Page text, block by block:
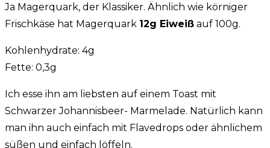
Ja Magerquark, der Klassiker. Ähnlich wie körniger
Frischkäse hat Magerquark 12g Eiweiß auf 100g.
Kohlenhydrate: 4g
Fette: 0,3g
Ich esse ihn am liebsten auf einem Toast mit
Schwarzer Johannisbeer- Marmelade. Natürlich kann
man ihn auch einfach mit Flavedrops oder ähnlichem
süßen und einfach löffeln.